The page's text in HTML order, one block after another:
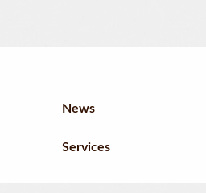
News
Services